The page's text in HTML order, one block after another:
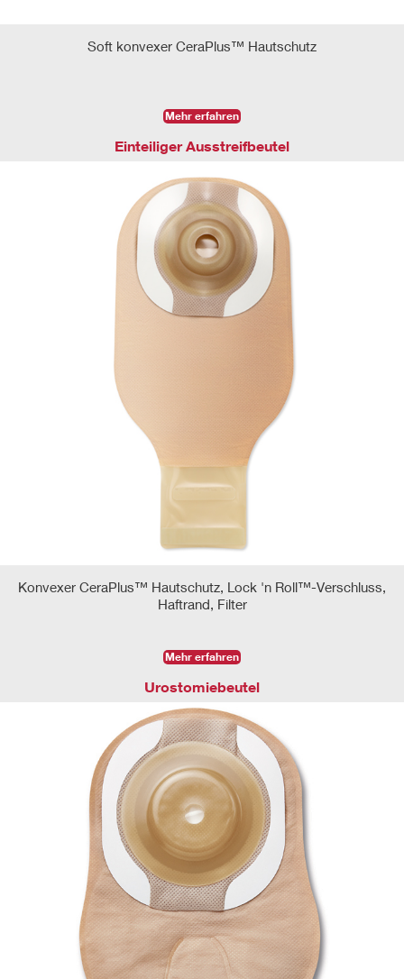
Soft konvexer CeraPlus™ Hautschutz
Mehr erfahren
Einteiliger Ausstreifbeutel
Konvexer CeraPlus™ Hautschutz, Lock 'n Roll™-Verschluss,
Haftrand, Filter
Mehr erfahren
Urostomiebeutel